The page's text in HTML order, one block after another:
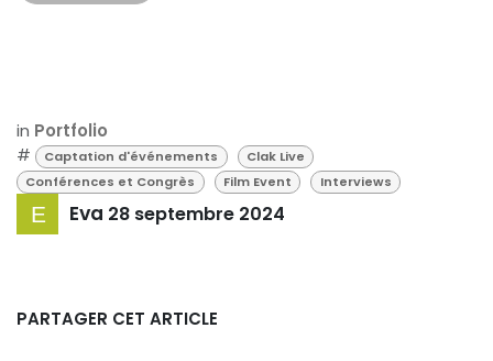
in Portfolio
#
Captation d'événements
Clak Live
Conférences et Congrès
Film Event Interviews
Eva 28 septembre 2024
PARTAGER CET ARTICLE